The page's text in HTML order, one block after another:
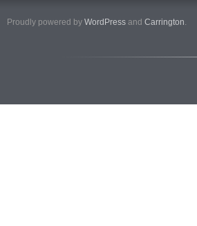
Proudly powered by WordPress and Carrington.